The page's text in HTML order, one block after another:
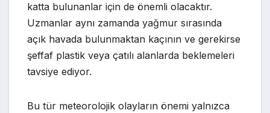
katta bulunanlar için de önemli olacaktır.
Uzmanlar aynı zamanda yağmur sırasında
açık havada bulunmaktan kaçının ve gerekirse
şeffaf plastik veya çatılı alanlarda beklemeleri
tavsiye ediyor.
Bu tür meteorolojik olayların önemi yalnızca